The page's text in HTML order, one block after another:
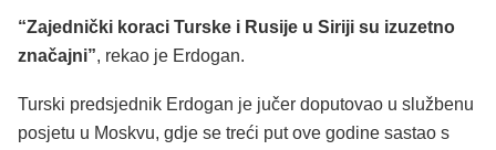
“Zajednički koraci Turske i Rusije u Siriji su izuzetno
značajni”, rekao je Erdogan.
Turski predsjednik Erdogan je jučer doputovao u službenu
posjetu u Moskvu, gdje se treći put ove godine sastao s